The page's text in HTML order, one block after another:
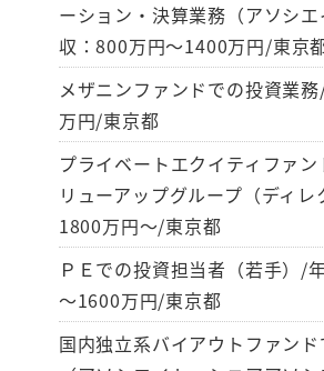
ーション・決算業務（アソシ
収：800万円～1400万円/東京
メザニンファンドでの投資業
万円/東京都
プライベートエクイティファ
リューアップグループ（ディレ
1800万円～/東京都
ＰＥでの投資担当者（若手）/
～1600万円/東京都
国内独立系バイアウトファン